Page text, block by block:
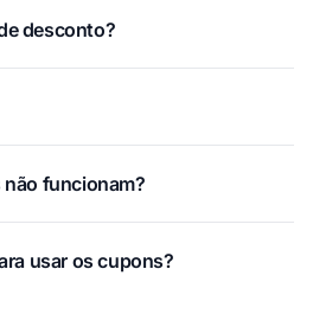
desconto?
funcionam?
usar os cupons?